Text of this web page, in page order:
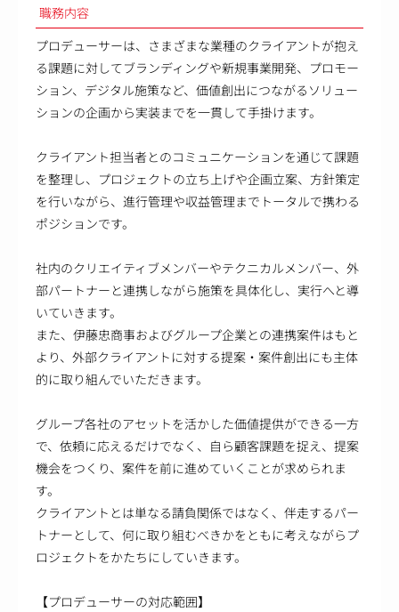
職務内容
プロデューサーは、さまざまな業種のクライアントが抱え
る課題に対してブランディングや新規事業開発、プロモー
ション、デジタル施策など、価値創出につながるソリュー
ションの企画から実装までを一貫して手掛けます。
クライアント担当者とのコミュニケーションを通じて課題
を整理し、プロジェクトの立ち上げや企画立案、方針策定
を行いながら、進行管理や収益管理までトータルで携わる
ポジションです。
社内のクリエイティブメンバーやテクニカルメンバー、外
部パートナーと連携しながら施策を具体化し、実行へと導
いていきます。
また、伊藤忠商事およびグループ企業との連携案件はもと
より、外部クライアントに対する提案・案件創出にも主体
的に取り組んでいただきます。
グループ各社のアセットを活かした価値提供ができる一方
で、依頼に応えるだけでなく、自ら顧客課題を捉え、提案
機会をつくり、案件を前に進めていくことが求められま
す。
クライアントとは単なる請負関係ではなく、伴走するパー
トナーとして、何に取り組むべきかをともに考えながらプ
ロジェクトをかたちにしていきます。
【プロデューサーの対応範囲】